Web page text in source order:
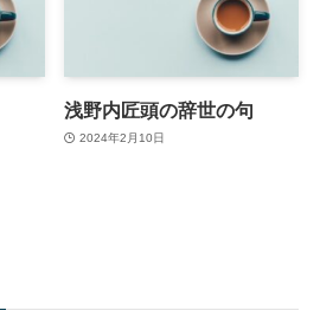
浅野内匠頭の辞世の句
2024年2月10日